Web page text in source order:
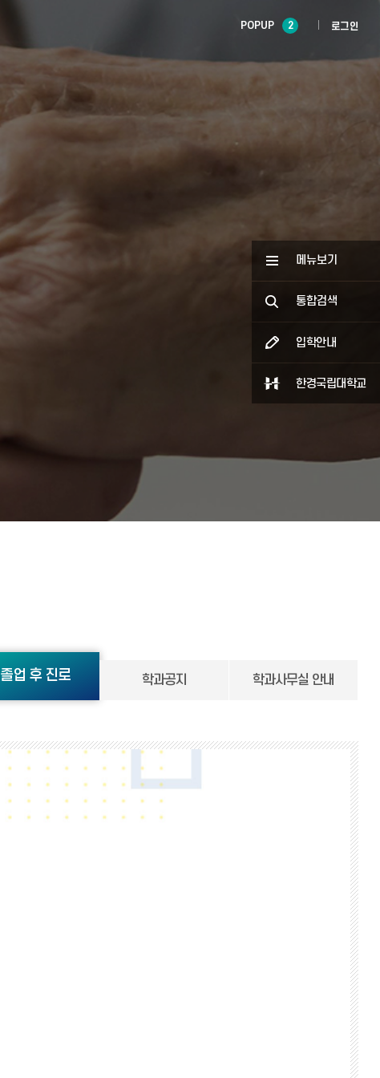
POPUP 2 로그인
메뉴보기
통합검색
입학안내
한경국립대학교
졸업 후 진로 학과공지 학과사무실 안내